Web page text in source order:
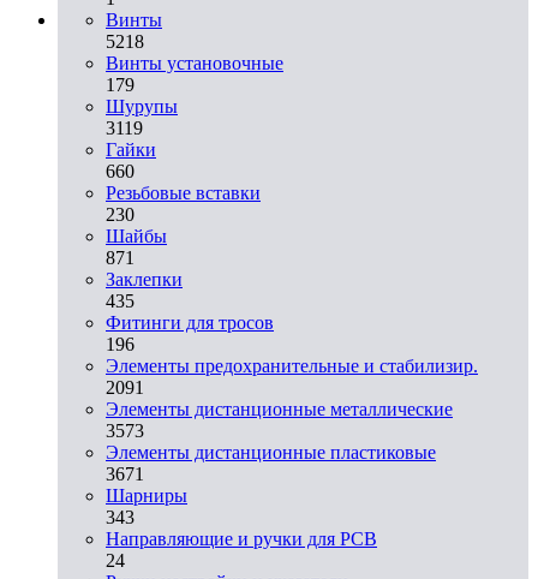
Винты
5218
Винты установочные
179
Шурупы
3119
Гайки
660
Резьбовые вставки
230
Шайбы
871
Заклепки
435
Фитинги для тросов
196
Элементы предохранительные и стабилизир.
2091
Элементы дистанционные металлические
3573
Элементы дистанционные пластиковые
3671
Шарниры
343
Направляющие и ручки для PCB
24